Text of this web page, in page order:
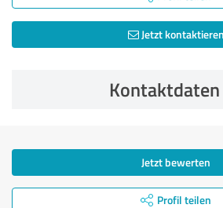
Jetzt kontaktieren
Kontaktdaten
Jetzt bewerten
Profil teilen